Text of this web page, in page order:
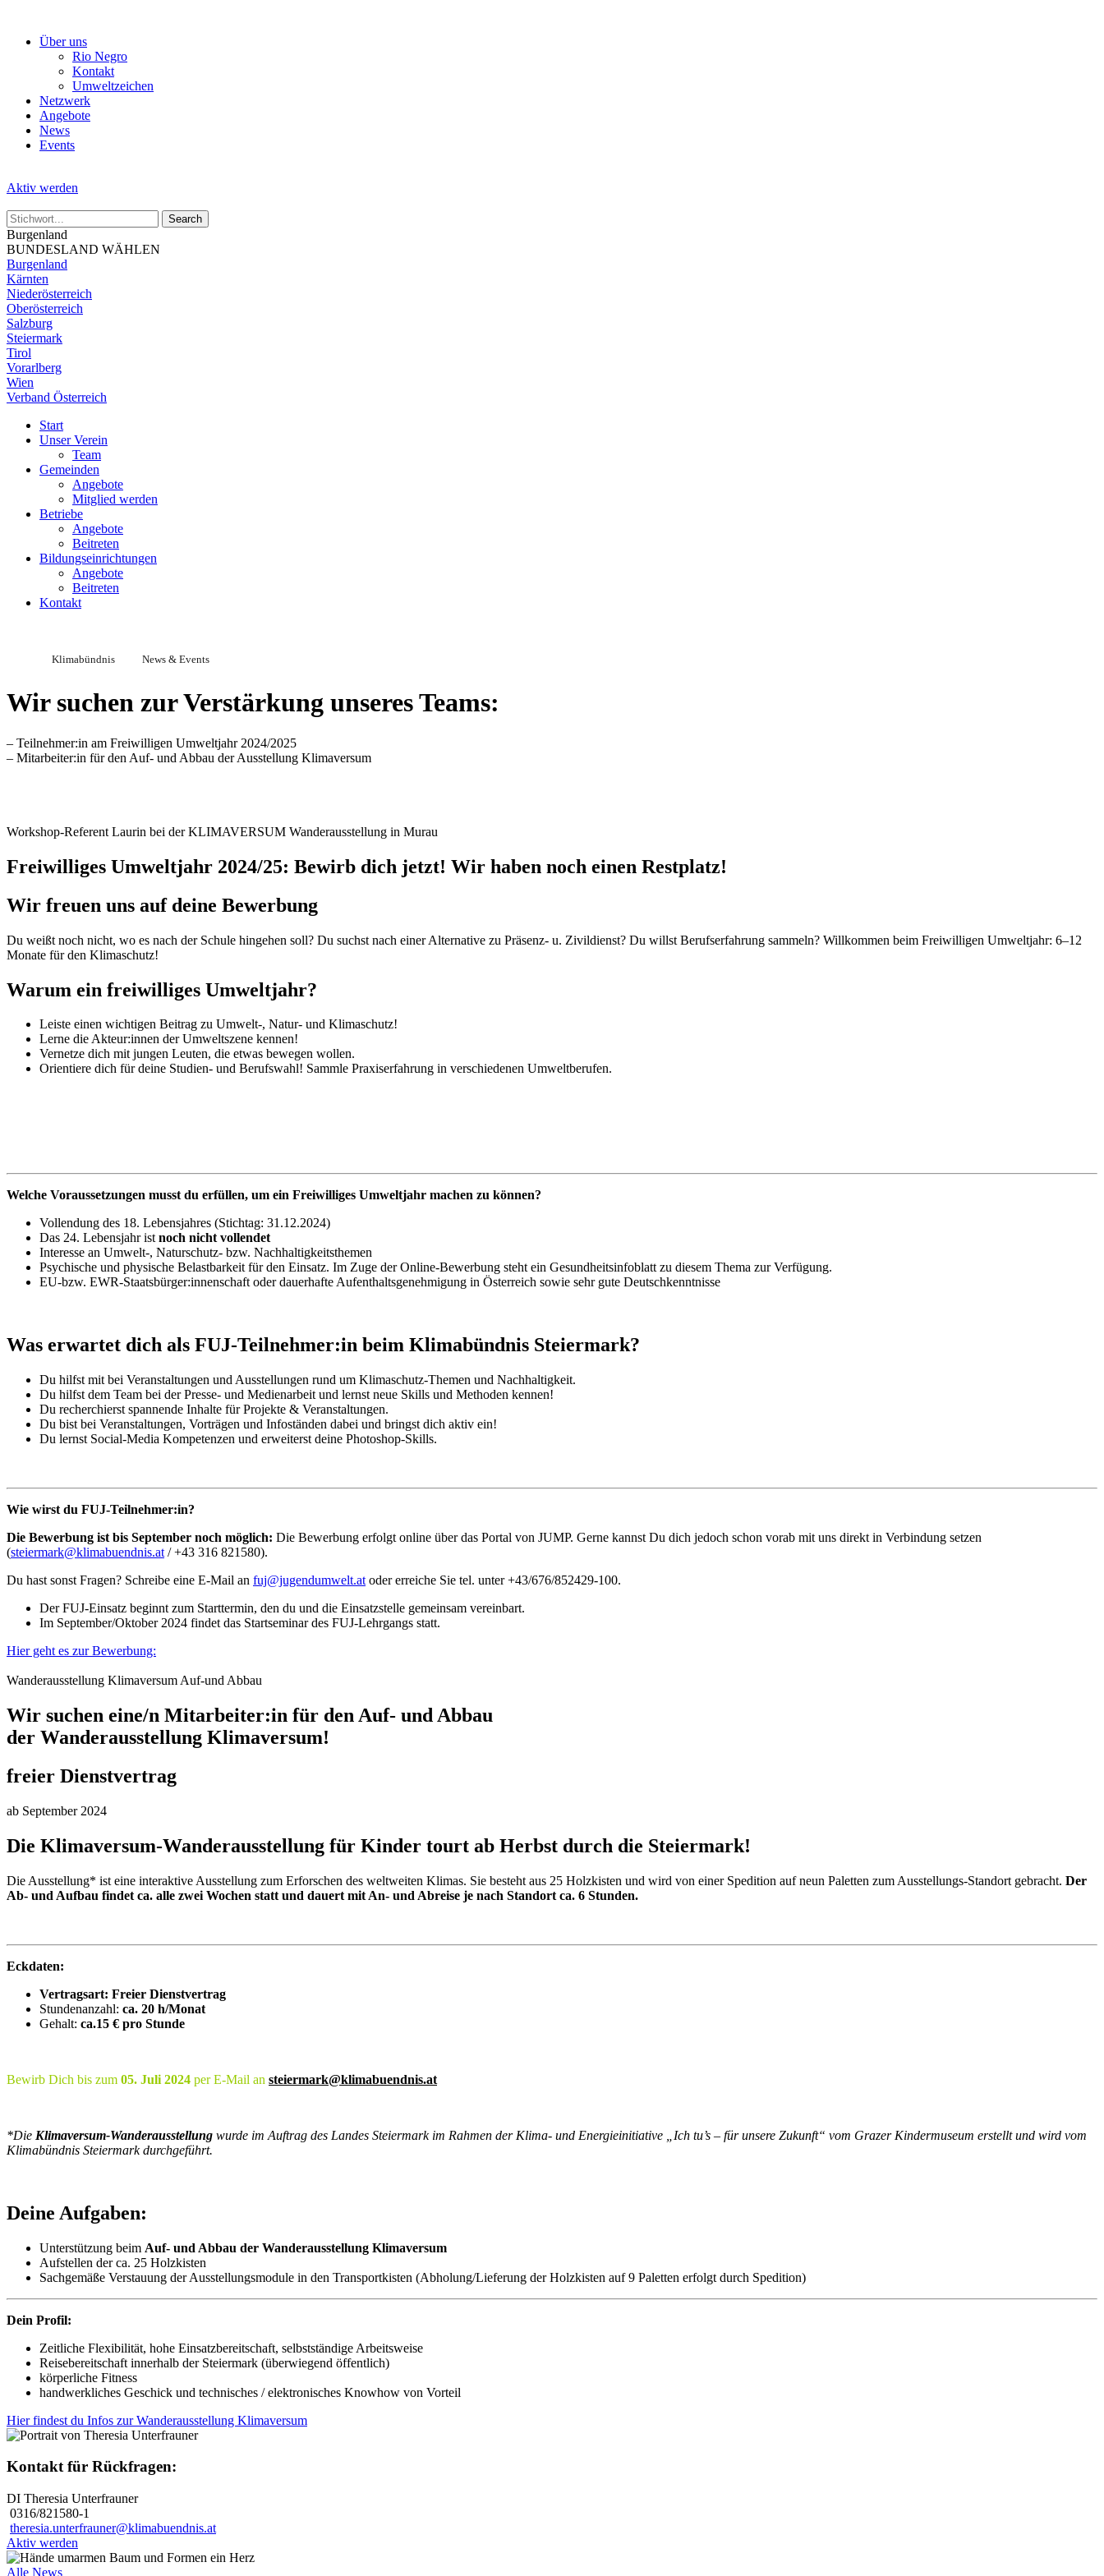
Über uns
Rio Negro
Kontakt
Umweltzeichen
Netzwerk
Angebote
News
Events
Aktiv werden
Burgenland
BUNDESLAND WÄHLEN
Burgenland
Kärnten
Niederösterreich
Oberösterreich
Salzburg
Steiermark
Tirol
Vorarlberg
Wien
Verband Österreich
Start
Unser Verein
Team
Gemeinden
Angebote
Mitglied werden
Betriebe
Angebote
Beitreten
Bildungseinrichtungen
Angebote
Beitreten
Kontakt
Klimabündnis News & Events
Wir suchen zur Verstärkung unseres Teams:
– Teilnehmer:in am Freiwilligen Umweltjahr 2024/2025
– Mitarbeiter:in für den Auf- und Abbau der Ausstellung Klimaversum
Workshop-Referent Laurin bei der KLIMAVERSUM Wanderausstellung in Murau
Freiwilliges Umweltjahr 2024/25: Bewirb dich jetzt! Wir haben noch einen Restplatz!
Wir freuen uns auf deine Bewerbung
Du weißt noch nicht, wo es nach der Schule hingehen soll? Du suchst nach einer Alternative zu Präsenz- u. Zivildienst? Du willst Berufserfahrung sammeln? Willkommen beim Freiwilligen Umweltjahr: 6–12
Monate für den Klimaschutz!
Warum ein freiwilliges Umweltjahr?
Leiste einen wichtigen Beitrag zu Umwelt-, Natur- und Klimaschutz!
Lerne die Akteur:innen der Umweltszene kennen!
Vernetze dich mit jungen Leuten, die etwas bewegen wollen.
Orientiere dich für deine Studien- und Berufswahl! Sammle Praxiserfahrung in verschiedenen Umweltberufen.
Welche Voraussetzungen musst du erfüllen, um ein Freiwilliges Umweltjahr machen zu können?
Vollendung des 18. Lebensjahres (Stichtag: 31.12.2024)
Das 24. Lebensjahr istnoch nicht vollendet
Interesse an Umwelt-, Naturschutz- bzw. Nachhaltigkeitsthemen
Psychische und physische Belastbarkeit für den Einsatz. Im Zuge der Online-Bewerbung steht ein Gesundheitsinfoblatt zu diesem Thema zur Verfügung.
EU-bzw. EWR-Staatsbürger:innenschaft oder dauerhafte Aufenthaltsgenehmigung in Österreich sowie sehr gute Deutschkenntnisse
Was erwartet dich als FUJ-Teilnehmer:in beim Klimabündnis Steiermark?
Du hilfst mit bei Veranstaltungen und Ausstellungen rund um Klimaschutz-Themen und Nachhaltigkeit.
Du hilfst dem Team bei der Presse- und Medienarbeit und lernst neue Skills und Methoden kennen!
Du recherchierst spannende Inhalte für Projekte & Veranstaltungen.
Du bist bei Veranstaltungen, Vorträgen und Infoständen dabei und bringst dich aktiv ein!
Du lernst Social-Media Kompetenzen und erweiterst deine Photoshop-Skills.
Wie wirst du FUJ-Teilnehmer:in?
Die Bewerbung ist bis September noch möglich: Die Bewerbung erfolgt online über das Portal von JUMP. Gerne kannst Du dich jedoch schon vorab mit uns direkt in Verbindung setzen
(steiermark@klimabuendnis.at / +43 316 821580).
Du hast sonst Fragen? Schreibe eine E-Mail an fuj@jugendumwelt.at oder erreiche Sie tel. unter +43/676/852429-100.
Der FUJ-Einsatz beginnt zum Starttermin, den du und die Einsatzstelle gemeinsam vereinbart.
Im September/Oktober 2024 findet das Startseminar des FUJ-Lehrgangs statt.
Hier geht es zur Bewerbung:
Wanderausstellung Klimaversum Auf-und Abbau
Wir suchen eine/n Mitarbeiter:in für den Auf- und Abbau
der Wanderausstellung Klimaversum!
freier Dienstvertrag
ab September 2024
Die Klimaversum-Wanderausstellung für Kinder tourt ab Herbst durch die Steiermark!
Die Ausstellung* ist eine interaktive Ausstellung zum Erforschen des weltweiten Klimas. Sie besteht aus 25 Holzkisten und wird von einer Spedition auf neun Paletten zum Ausstellungs-Standort gebracht. Der
Ab- und Aufbau findet ca. alle zwei Wochen statt und dauert mit An- und Abreise je nach Standort ca. 6 Stunden.
Eckdaten:
Vertragsart: Freier Dienstvertrag
Stundenanzahl: ca. 20 h/Monat
Gehalt: ca.15 € pro Stunde
Bewirb Dich bis zum 05. Juli 2024 per E-Mail an steiermark@klimabuendnis.at
*Die Klimaversum-Wanderausstellung wurde im Auftrag des Landes Steiermark im Rahmen der Klima- und Energieinitiative „Ich tu’s – für unsere Zukunft“ vom Grazer Kindermuseum erstellt und wird vom
Klimabündnis Steiermark durchgeführt.
Deine Aufgaben:
Unterstützung beim Auf- und Abbau der Wanderausstellung Klimaversum
Aufstellen der ca. 25 Holzkisten
Sachgemäße Verstauung der Ausstellungsmodule in den Transportkisten (Abholung/Lieferung der Holzkisten auf 9 Paletten erfolgt durch Spedition)
Dein Profil:
Zeitliche Flexibilität, hohe Einsatzbereitschaft, selbstständige Arbeitsweise
Reisebereitschaft innerhalb der Steiermark (überwiegend öffentlich)
körperliche Fitness
handwerkliches Geschick und technisches / elektronisches Knowhow von Vorteil
Hier findest du Infos zur Wanderausstellung Klimaversum
Kontakt für Rückfragen:
DI Theresia Unterfrauner
0316/821580-1
theresia.unterfrauner@klimabuendnis.at
Aktiv werden
Alle News